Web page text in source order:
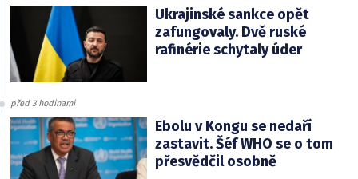
Ukrajinské sankce opět
zafungovaly. Dvě ruské
rafinérie schytaly úder
před 3 hodinami
Ebolu v Kongu se nedaří
zastavit. Šéf WHO se o tom
přesvědčil osobně